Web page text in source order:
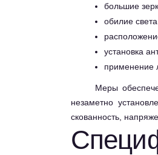
большие
обилие
установка
применение
Меры
незаметно
скованность,